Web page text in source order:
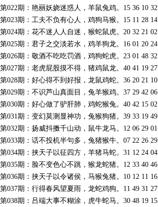
第022期：艳丽妖娆迷惑人，羊鼠兔鸡。15 36 10 32
第023期：工夫不负有心人，鸡狗马猴。15 11 28 14
第024期：花不迷人人自迷，猴蛇鼠虎。20 32 21 02
第025期：君子之交淡若水，鸡羊狗龙。16 01 20 24
第026期：敬酒不吃吃罚酒，鸡狗蛇虎。23 01 48 32
第027期：老虎屁股摸不得，猪鸡鼠龙。40 41 19 27
第028期：好心得不到好报，龙鼠鸡蛇。36 20 21 10
第029期：不识芦山真面目，兔羊猴鸡。37 29 42 06
第030期：好心做了驴肝肺，鸡蛇猴兔。40 42 15 02
第031期：变幻莫测显神功，兔猴狗猪。39 33 19 49
第032期：扬威抖擞千山动，鼠牛龙马。12 06 29 01
第033期：话不投机半句多，兔猪猴牛。07 22 26 29
第034期：挟天子以征四方，羊猪马蛇。31 12 24 04
第035期：脸不变色心不跳，猴龙蛇猪。12 33 40 46
第036期：挟天子以令诸侯，马猴兔猪。10 12 11 16
第037期：行得春风望夏雨，龙蛇鸡狗。11 49 31 27
第038期：吕端大事不糊涂，虎牛蛇马。30 48 19 15